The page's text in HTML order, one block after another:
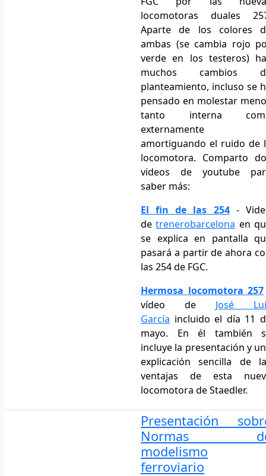
locomotoras duales
Aparte de los colores
ambas (se cambia rojo
verde en los testeros)
muchos cambios
planteamiento, incluso se
pensado en molestar
tanto interna
externamente
amortiguando el ruido de
locomotora. Comparto
videos de youtube
saber más:
El fin de las 254-
detrenerobarcelona en
se explica en pantalla
pasará a partir de ahora
las 254 de FGC.
Hermosa locomotora 257
vídeo de José
García incluido el día 11
mayo. En él también
incluye la presentación y
explicación sencilla de
ventajas de esta
locomotora de Staedler.
Presentación
Normas
modelismo
ferroviario